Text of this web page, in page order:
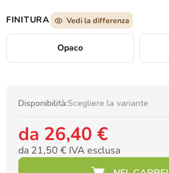
FINITURA Vedi la differenza
Opaco
Disponibilità:Scegliere la variante
da 26,40 €
da 21,50 € IVA esclusa
Prezzo della misura: